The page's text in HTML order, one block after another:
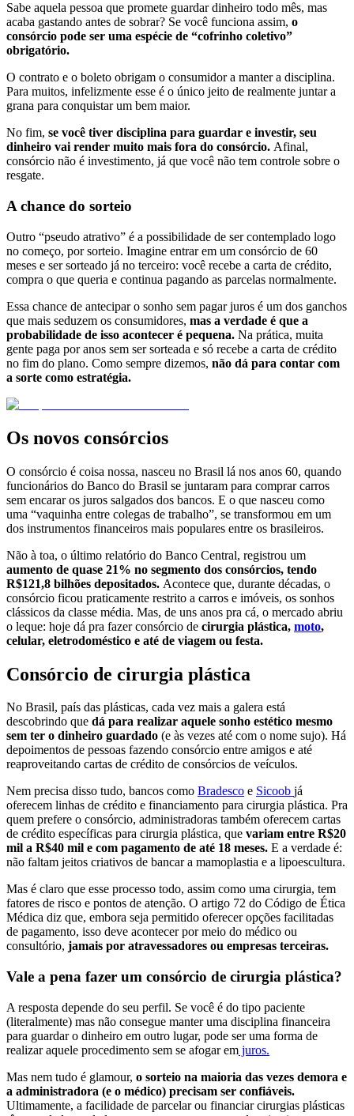
Sabe aquela pessoa que promete guardar dinheiro todo mês, mas
acaba gastando antes de sobrar? Se você funciona assim, o
consórcio pode ser uma espécie de “cofrinho coletivo”
obrigatório.
O contrato e o boleto obrigam o consumidor a manter a disciplina.
Para muitos, infelizmente esse é o único jeito de realmente juntar a
grana para conquistar um bem maior.
No fim, se você tiver disciplina para guardar e investir, seu
dinheiro vai render muito mais fora do consórcio. Afinal,
consórcio não é investimento, já que você não tem controle sobre o
resgate.
A chance do sorteio
Outro “pseudo atrativo” é a possibilidade de ser contemplado logo
no começo, por sorteio. Imagine entrar em um consórcio de 60
meses e ser sorteado já no terceiro: você recebe a carta de crédito,
compra o que queria e continua pagando as parcelas normalmente.
Essa chance de antecipar o sonho sem pagar juros é um dos ganchos
que mais seduzem os consumidores, mas a verdade é que a
probabilidade de isso acontecer é pequena. Na prática, muita
gente paga por anos sem ser sorteada e só recebe a carta de crédito
no fim do plano. Como sempre dizemos, não dá para contar com
a sorte como estratégia.
Os novos consórcios
O consórcio é coisa nossa, nasceu no Brasil lá nos anos 60, quando
funcionários do Banco do Brasil se juntaram para comprar carros
sem encarar os juros salgados dos bancos. E o que nasceu como
uma “vaquinha entre colegas de trabalho”, se transformou em um
dos instrumentos financeiros mais populares entre os brasileiros.
Não à toa, o último relatório do Banco Central, registrou um
aumento de quase 21% no segmento dos consórcios, tendo
R$121,8 bilhões depositados. Acontece que, durante décadas, o
consórcio ficou praticamente restrito a carros e imóveis, os sonhos
clássicos da classe média. Mas, de uns anos pra cá, o mercado abriu
o leque: hoje dá pra fazer consórcio de cirurgia plástica, moto,
celular, eletrodoméstico e até de viagem ou festa.
Consórcio de cirurgia plástica
No Brasil, país das plásticas, cada vez mais a galera está
descobrindo que dá para realizar aquele sonho estético mesmo
sem ter o dinheiro guardado (e às vezes até com o nome sujo). Há
depoimentos de pessoas fazendo consórcio entre amigos e até
reaproveitando cartas de crédito de consórcios de veículos.
Nem precisa disso tudo, bancos como Bradesco e Sicoob já
oferecem linhas de crédito e financiamento para cirurgia plástica. Pra
quem prefere o consórcio, administradoras também oferecem cartas
de crédito específicas para cirurgia plástica, que variam entre R$20
mil a R$40 mil e com pagamento de até 18 meses. E a verdade é:
não faltam jeitos criativos de bancar a mamoplastia e a lipoescultura.
Mas é claro que esse processo todo, assim como uma cirurgia, tem
fatores de risco e pontos de atenção. O artigo 72 do Código de Ética
Médica diz que, embora seja permitido oferecer opções facilitadas
de pagamento, isso deve acontecer por meio do médico ou
consultório, jamais por atravessadores ou empresas terceiras.
Vale a pena fazer um consórcio de cirurgia plástica?
A resposta depende do seu perfil. Se você é do tipo paciente
(literalmente) mas não consegue manter uma disciplina financeira
para guardar o dinheiro em outro lugar, pode ser uma forma de
realizar aquele procedimento sem se afogar em juros.
Mas nem tudo é glamour, o sorteio na maioria das vezes demora e
a administradora (e o médico) precisam ser confiáveis.
Ultimamente, a facilidade de parcelar ou financiar cirurgias plásticas